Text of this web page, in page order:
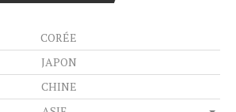
CORÉE
JAPON
CHINE